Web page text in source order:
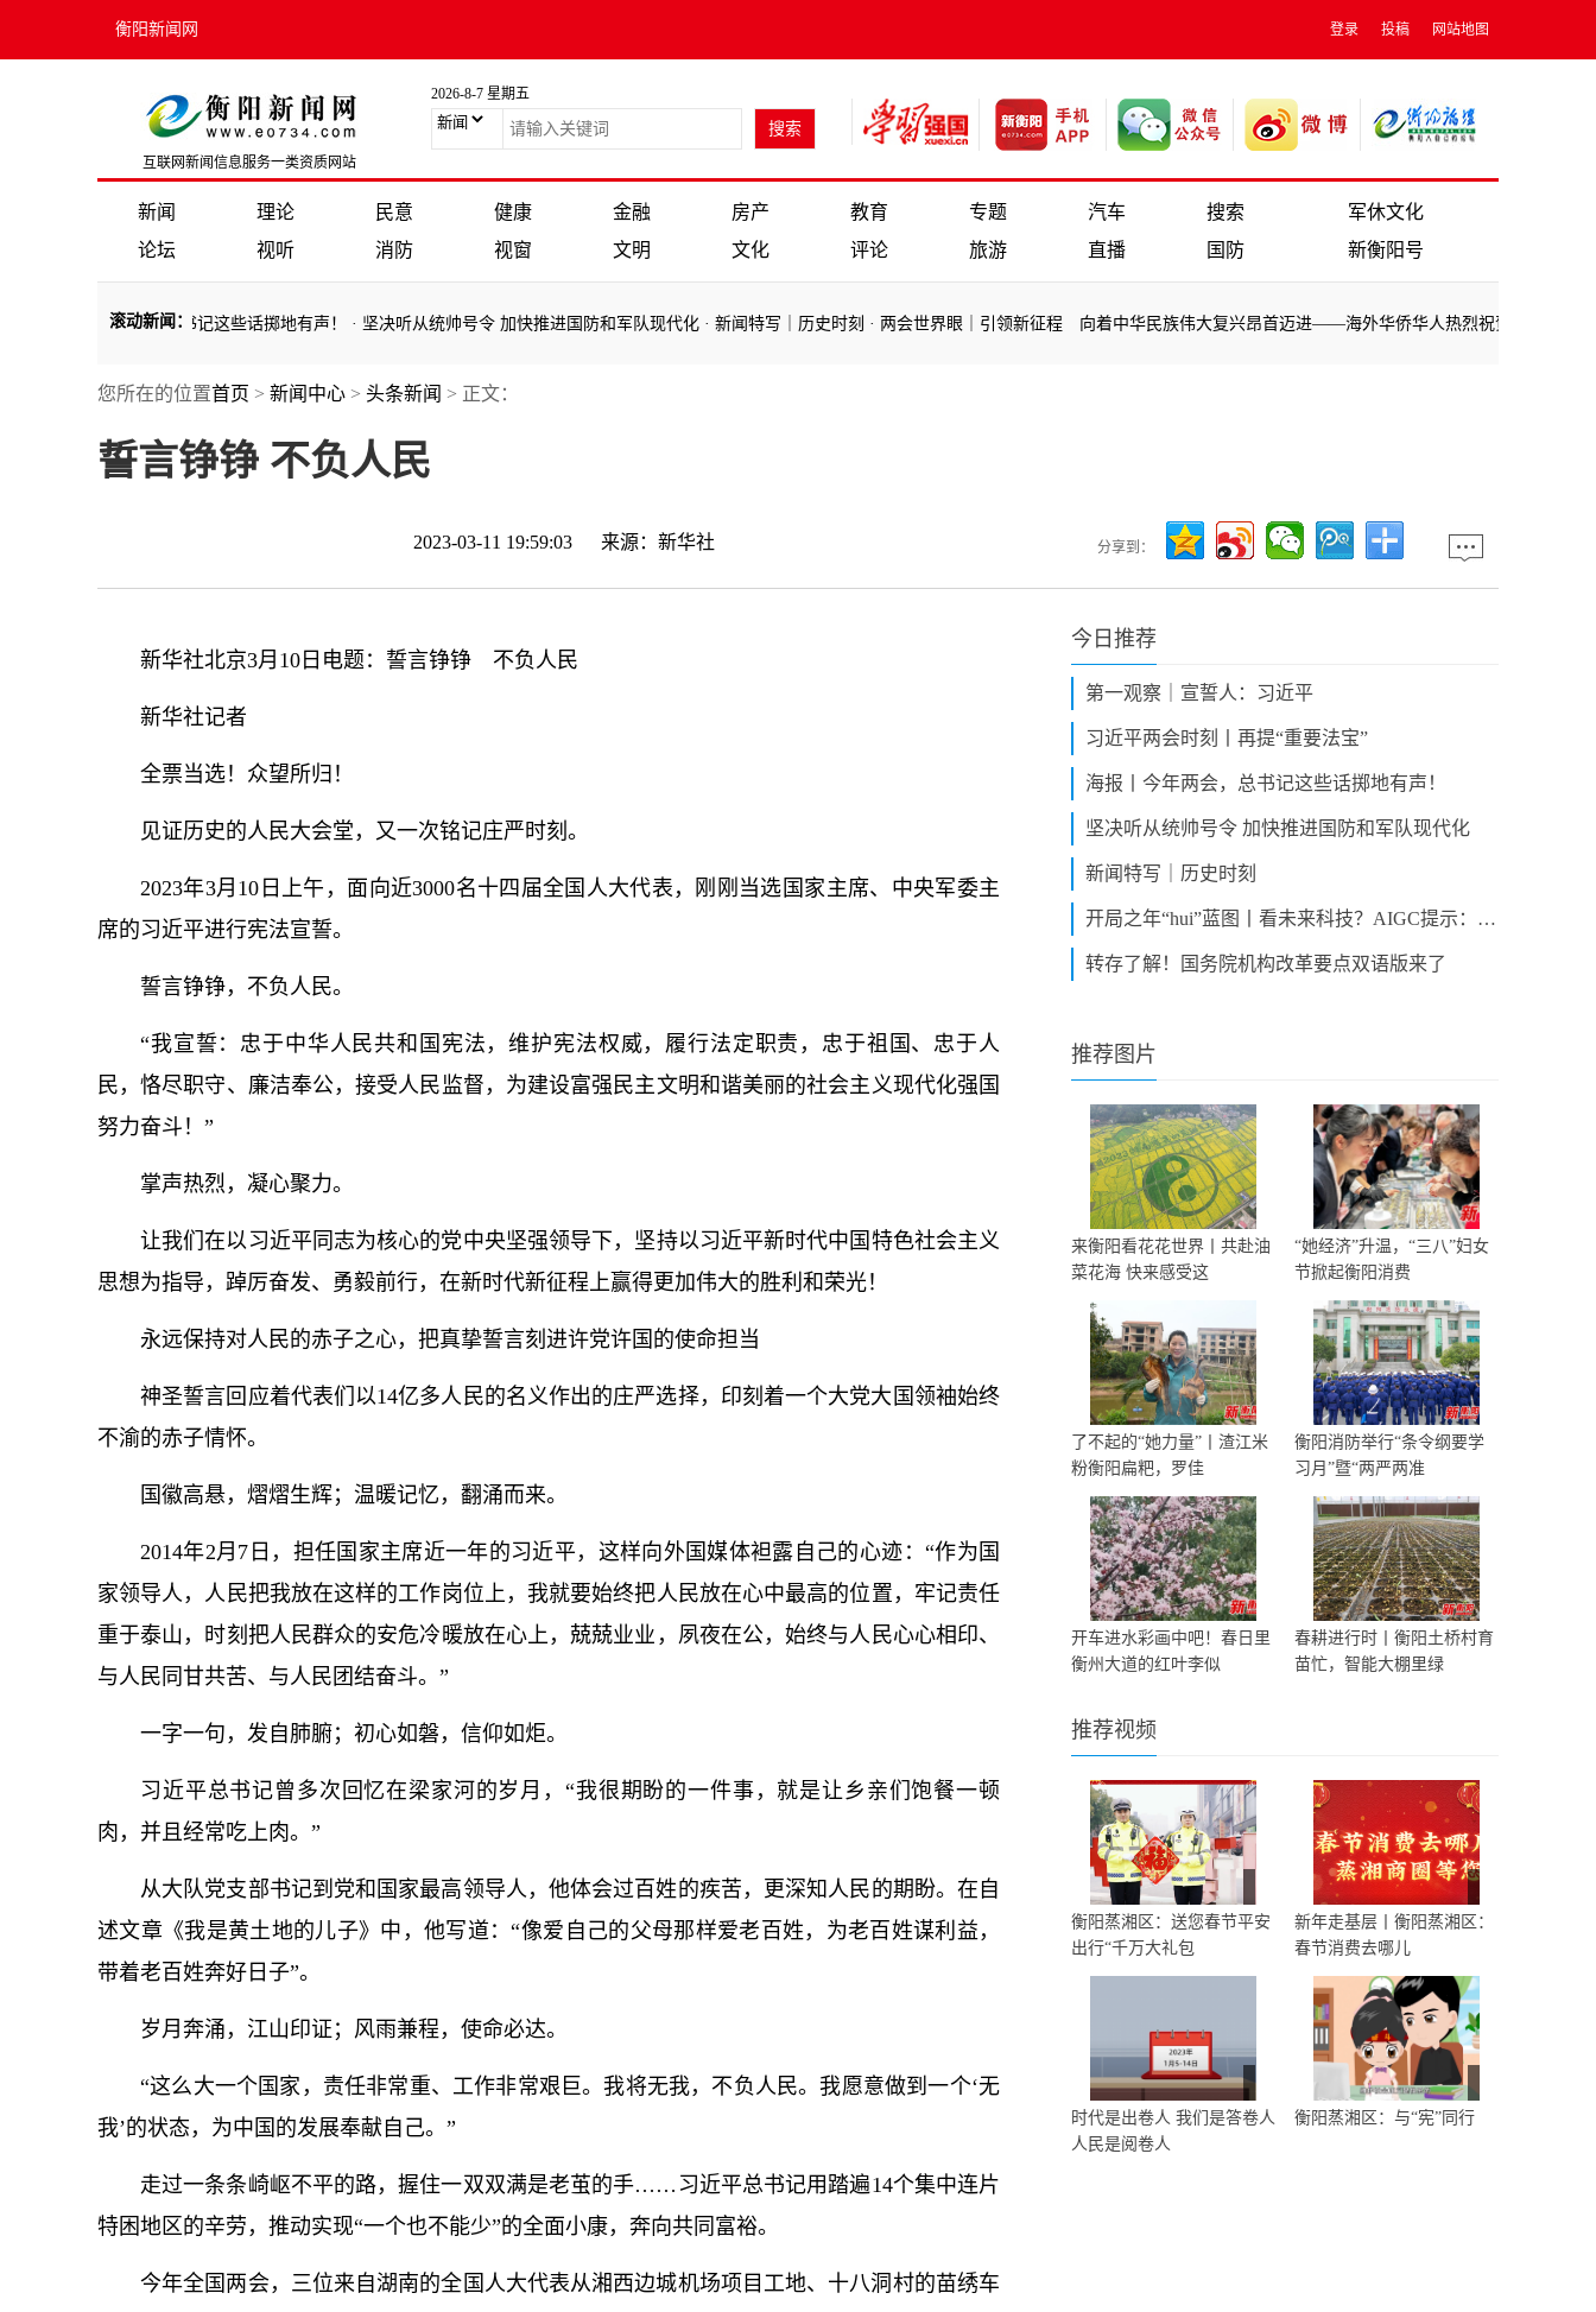
衡阳新闻网 登录 投稿 网站地图
互联网新闻信息服务一类资质网站
2026-8-7 星期五
新闻 理论 民意 健康 金融 房产 教育 专题 汽车 搜索
军休文化
论坛
视听 消防 视窗 文明 文化 评论 旅游 直播 国防 新衡阳号
滚动新闻 ：
丨今年两会，总书记这些话掷地有声！·坚决听从统帅号令 加快推进国防和军队现代化·新闻特写｜历史时刻·两会世界眼｜引领新征程 向着中华民族伟大复兴昂首迈进——海外华侨华人热烈祝贺习近平全票当选
丨今年两会，总书记这些话掷地有声！·坚决听从统帅号令 加快推进国防和军队现代化
您所在的位置首页 > 新闻中心 > 头条新闻 > 正文：
誓言铮铮 不负人民
2023-03-11 19:59:03 来源： 新华社 分享到：
新华社北京3月10日电题：誓言铮铮 不负人民
新华社记者
全票当选！众望所归！
见证历史的人民大会堂，又一次铭记庄严时刻。
2023年3月10日上午，面向近3000名十四届全国人大代表，刚刚当选国家主席、中央军委主
席的习近平进行宪法宣誓。
誓言铮铮，不负人民。
“我宣誓：忠于中华人民共和国宪法，维护宪法权威，履行法定职责，忠于祖国、忠于人
民，恪尽职守、廉洁奉公，接受人民监督，为建设富强民主文明和谐美丽的社会主义现代化强国
努力奋斗！”
掌声热烈，凝心聚力。
让我们在以习近平 同志为核心的党中央坚强领导下，坚持以习近平新时代中国特色社会主义
思想为指导，踔厉奋发、勇毅前行，在新时代新征程上赢得更加伟大的胜利和荣光！
永远保持对人民的赤子之心，把真挚誓言刻进许党许国的使命担当
神圣誓言回应着代表们以14亿多人民的名义作出的庄严选择，印刻着一个大党大国领袖始终
不渝的赤子情怀。
国徽高悬，熠熠生辉；温暖记忆，翻涌而来。
2014年2月7日，担任国家主席近一年的习近平 ，这样向外国媒体袒露自己的心迹：“作为国
家领导人，人民把我放在这样的工作岗位上，我就要始终把人民放在心中最高的位置，牢记责任
重于泰山，时刻把人民群众的安危冷暖放在心上，兢兢业业，夙夜在公，始终与人民心心相印、
与人民同甘共苦、与人民团结奋斗。”
一字一句，发自肺腑；初心如磐，信仰如炬。
习 近平总书记曾多次回忆在梁家河的岁月，“我很期盼的一件事，就是让乡亲们饱餐一顿
肉，并且经常吃上肉。”
从大队党支部书记到党和国家最高领导人，他体会过百姓的疾苦，更深知人民的期盼。在自
述文章《我是黄土地的儿子》中，他写道：“像爱自己的父母那样爱老百姓，为老百姓谋利益，
带着老百姓奔好日子”。
岁月奔涌，江山印证；风雨兼程，使命必达。
“这么大一个国家，责任非常重、工作非常艰巨。我将无我，不负人民。我愿意做到一个‘无
我’的状态，为中国的发展奉献自己。”
走过一条条崎岖不平的路，握住一双双满是老茧的手……习近平总书记用踏遍14个集中连片
特困地区的辛劳，推动实现“一个也不能少”的全面小康，奔向共同富裕。
今年全国两会，三位来自湖南的全国人大代表从湘西边城机场项目工地、十八洞村的苗绣车
今日推荐
第一观察｜宣誓人：习近平
习近平两会时刻丨再提“重要法宝”
​海报丨今年两会，总书记这些话掷地有声！
坚决听从统帅号令 加快推进国防和军队现代化
新闻特写｜历史时刻
开局之年“hui”蓝图丨看未来科技？AIGC提示：输入密码01
转存了解！国务院机构改革要点双语版来了
推荐图片
来衡阳看花花世界丨共赴油
菜花海 快来感受这
“她经济”升温，“三八”妇女
节掀起衡阳消费
了不起的“她力量”丨渣江米
粉衡阳扁粑，罗佳
衡阳消防举行“条令纲要学
习月”暨“两严两准
开车进水彩画中吧！春日里
衡州大道的红叶李似
春耕进行时丨衡阳土桥村育
苗忙，智能大棚里绿
推荐视频
衡阳蒸湘区：送您春节平安
出行“千万大礼包
新年走基层丨衡阳蒸湘区：
春节消费去哪儿
时代是出卷人 我们是答卷人
人民是阅卷人
衡阳蒸湘区：与“宪”同行